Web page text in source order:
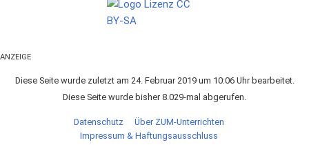
ANZEIGE
Diese Seite wurde zuletzt am 24. Februar 2019 um 10:06 Uhr bearbeitet.
Diese Seite wurde bisher 8.029-mal abgerufen.
Datenschutz
Über ZUM-Unterrichten
Impressum & Haftungsausschluss